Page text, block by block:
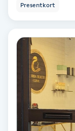
Naprapati
Navelpiercing
NBE-massage
Ny frisyr
Presentkort